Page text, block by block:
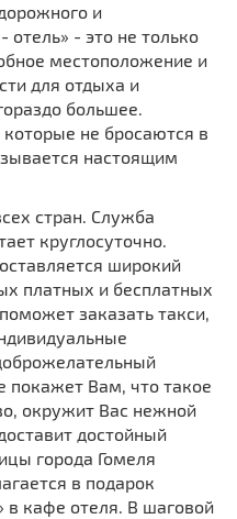
и
отель» - это не только
местоположение и
для отдыха и
большее.
не бросаются в
настоящим
стран. Служба
круглосуточно.
широкий
платных и бесплатных
заказать такси,
покажет Вам, что такое
окружит Вас нежной
достойный
города Гомеля
в подарок
в кафе отеля. В шаговой